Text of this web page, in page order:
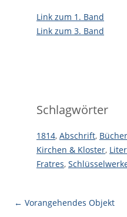
Link zum 1. Band
Link zum 3. Band
Schlagwörter
1814, Abschrift, Bücher
Kirchen & Kloster,
Fratres,
← Vorangehendes Objekt